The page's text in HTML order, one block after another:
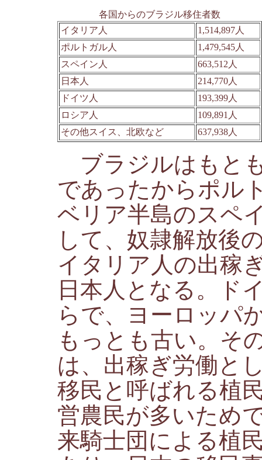
各国からのブラジル移住者数
イタリア人
1,514,897人
ポルトガル人
1,479,545人
スペイン人
663,512人
日本人
214,770人
ドイツ人
193,399人
ロシア人
109,891人
その他スイス、北欧など
637,938人
ブラジルはもと
であったからポル
ベリア半島のスペ
して、奴隷解放後
イタリア人の出稼
日本人となる。ド
らで、ヨーロッパ
もっとも古い。そ
は、出稼ぎ労働と
移民と呼ばれる植
営農民が多いため
来騎士団による植